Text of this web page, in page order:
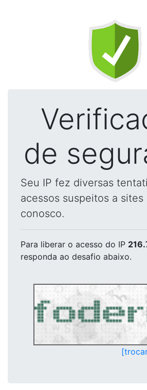
de
Seu IP fez diversas
acessos suspeitos a sites
conosco.
Para liberar o acesso do IP
responda ao desafio abaixo.